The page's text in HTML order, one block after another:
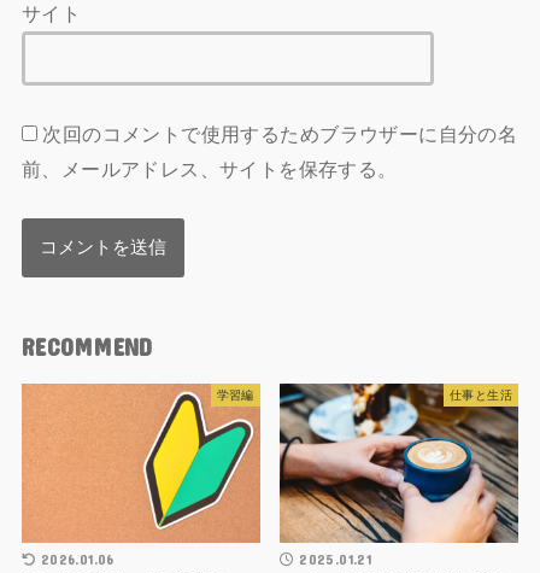
サイト
次回のコメントで使用するためブラウザーに自分の名
前、メールアドレス、サイトを保存する。
RECOMMEND
学習編
2026.01.06
仕事と生活
2025.01.21